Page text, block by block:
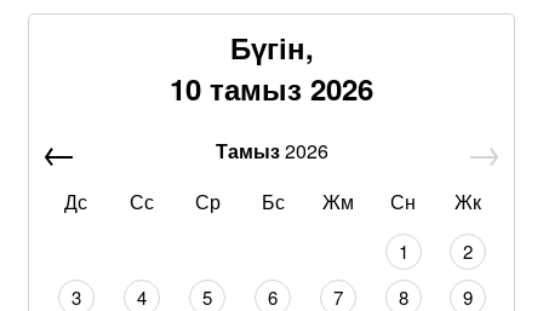
Бүгін,
10 тамыз 2026
Тамыз2026
Дс
Сс Ср Бс Жм Сн Жк
1
2
3
4 5 6 7 8
9